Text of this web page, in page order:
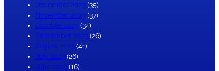
December 2023 (35)
November 2023 (37)
October 2023 (34)
September 2023 (26)
August 2023 (41)
July 2023 (26)
June 2023 (16)